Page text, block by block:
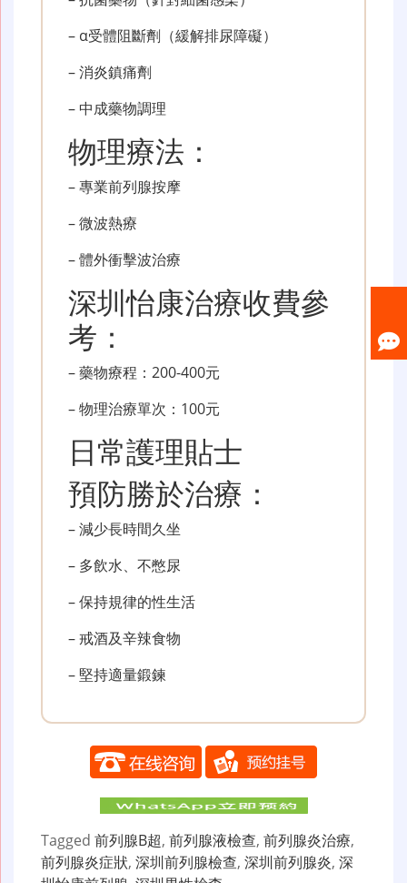
– α受體阻斷劑（緩解排尿障礙）
– 消炎鎮痛劑
– 中成藥物調理
物理療法：
– 專業前列腺按摩
– 微波熱療
– 體外衝擊波治療
深圳怡康治療收費參
考：
– 藥物療程：200-400元
– 物理治療單次：100元
日常護理貼士
預防勝於治療：
– 減少長時間久坐
– 多飲水、不憋尿
– 保持規律的性生活
– 戒酒及辛辣食物
– 堅持適量鍛鍊
Tagged 前列腺B超, 前列腺液檢查, 前列腺炎治療,
前列腺炎症狀, 深圳前列腺檢查, 深圳前列腺炎, 深